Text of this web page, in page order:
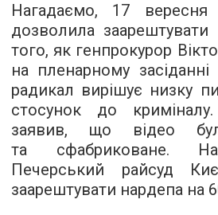
Нагадаємо, 17
дозволила заарештувати
того, як генпрокурор
на пленарному
радикал вирішує низку
стосунок до
заявив, що відео
та сфабриковане.
Печерський райсуд
заарештувати нардепа на